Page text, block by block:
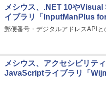
メシウス、.NET 10や
イブラリ「InputManPlus for
郵便番号・デジタルアドレスAPIと
メシウス、アクセシビリテ
JavaScriptライブラリ「